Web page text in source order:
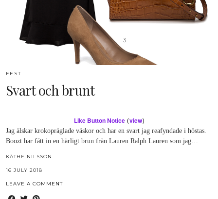
FEST
Svart och brunt
Like Button Notice(view)
Jag älskar krokopräglade väskor och har en svart jag reafyndade i höstas.
Boozt har fått in en härligt brun från Lauren Ralph Lauren som jag…
KÄTHE NILSSON
16 JULY 2018
LEAVE A COMMENT